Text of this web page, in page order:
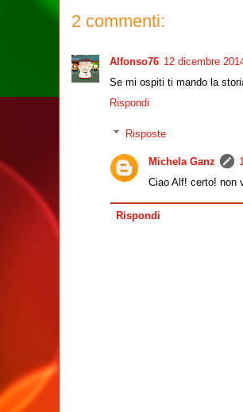
2 commenti:
Alfonso76 12 dicembre
Se mi ospiti ti mando la
Rispondi
Risposte
Michela Ganz
Ciao Alf! certo! non
Rispondi